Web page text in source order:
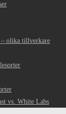
olika tillverkare
vs. White Labs